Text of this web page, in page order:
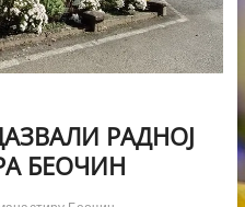
РАДНОЈ
БЕОЧИН